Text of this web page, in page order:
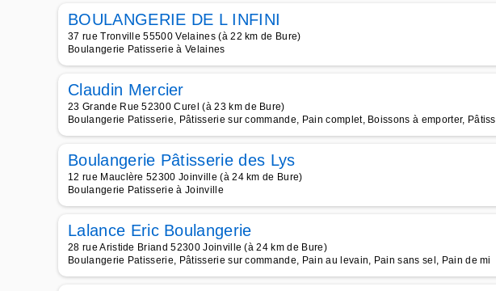
BOULANGERIE DE L INFINI
37 rue Tronville 55500 Velaines (à 22 km de Bure)
Boulangerie Patisserie à Velaines
Claudin Mercier
23 Grande Rue 52300 Curel (à 23 km de Bure)
Boulangerie Patisserie, Pâtisserie sur commande, Pain complet, Boissons à emporter, Pâtiss
Boulangerie Pâtisserie des Lys
12 rue Mauclère 52300 Joinville (à 24 km de Bure)
Boulangerie Patisserie à Joinville
Lalance Eric Boulangerie
28 rue Aristide Briand 52300 Joinville (à 24 km de Bure)
Boulangerie Patisserie, Pâtisserie sur commande, Pain au levain, Pain sans sel, Pain de mi